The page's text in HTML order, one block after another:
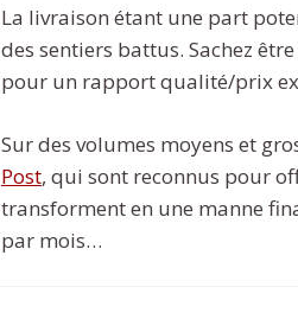
La livraison étant une part
des sentiers battus. Sachez
pour un rapport qualité/prix
Sur des volumes moyens et
Post, qui sont reconnus pour
transforment en une manne
par mois…